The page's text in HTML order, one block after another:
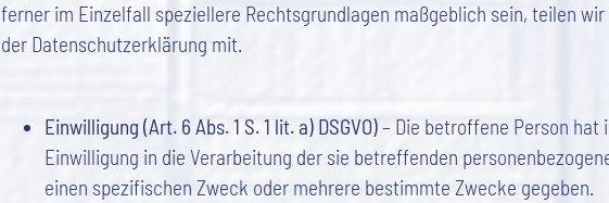
ferner im Einzelfall speziellere Rechtsgrundlagen maßgeblich sein, teilen wir
der Datenschutzerklärung mit.
Einwilligung (Art. 6 Abs. 1 S. 1 lit. a) DSGVO)– Die betroffene Person hat
Einwilligung in die Verarbeitung der sie betreffenden
einen spezifischen Zweck oder mehrere bestimmte Zwecke gegeben.